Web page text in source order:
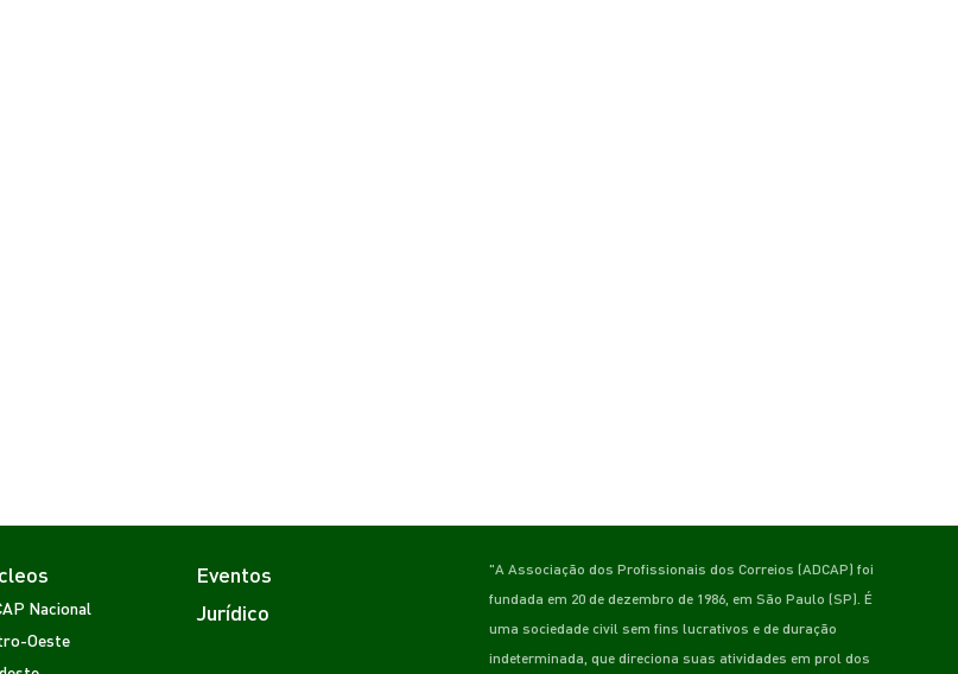
Nacional
Oeste
Eventos
Jurídico
"A Associação dos Profissionais dos Correios (ADCAP) foi
fundada em 20 de dezembro de 1986, em São Paulo (SP). É
uma sociedade civil sem fins lucrativos e de duração
indeterminada, que direciona suas atividades em prol dos